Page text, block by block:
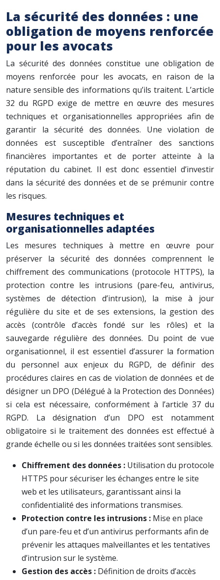
La sécurité des données : une
obligation de moyens renforcée
pour les avocats
La sécurité des données constitue une obligation de
moyens renforcée pour les avocats, en raison de la
nature sensible des informations qu’ils traitent. L’article
32 du RGPD exige de mettre en œuvre des mesures
techniques et organisationnelles appropriées afin de
garantir la sécurité des données. Une violation de
données est susceptible d’entraîner des sanctions
financières importantes et de porter atteinte à la
réputation du cabinet. Il est donc essentiel d’investir
dans la sécurité des données et de se prémunir contre
les risques.
Mesures techniques et
organisationnelles adaptées
Les mesures techniques à mettre en œuvre pour
préserver la sécurité des données comprennent le
chiffrement des communications (protocole HTTPS), la
protection contre les intrusions (pare-feu, antivirus,
systèmes de détection d’intrusion), la mise à jour
régulière du site et de ses extensions, la gestion des
accès (contrôle d’accès fondé sur les rôles) et la
sauvegarde régulière des données. Du point de vue
organisationnel, il est essentiel d’assurer la formation
du personnel aux enjeux du RGPD, de définir des
procédures claires en cas de violation de données et de
désigner un DPO (Délégué à la Protection des Données)
si cela est nécessaire, conformément à l’article 37 du
RGPD. La désignation d’un DPO est notamment
obligatoire si le traitement des données est effectué à
grande échelle ou si les données traitées sont sensibles.
Chiffrement des données : Utilisation du protocole
HTTPS pour sécuriser les échanges entre le site
web et les utilisateurs, garantissant ainsi la
confidentialité des informations transmises.
Protection contre les intrusions : Mise en place
d’un pare-feu et d’un antivirus performants afin de
prévenir les attaques malveillantes et les tentatives
d’intrusion sur le système.
Gestion des accès : Définition de droits d’accès